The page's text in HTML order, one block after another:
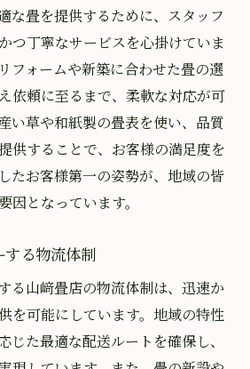
な畳を提供するために、スタッフ
つ丁寧なサービスを心掛けていま
フォームや新築に合わせた畳の選
依頼に至るまで、柔軟な対応が可
い草や和紙製の畳表を使い、品質
供することで、お客様の満足度を
たお客様第一の姿勢が、地域の皆
因となっています。
る物流体制
る山﨑畳店の物流体制は、迅速か
を可能にしています。地域の特性
じた最適な配送ルートを確保し、